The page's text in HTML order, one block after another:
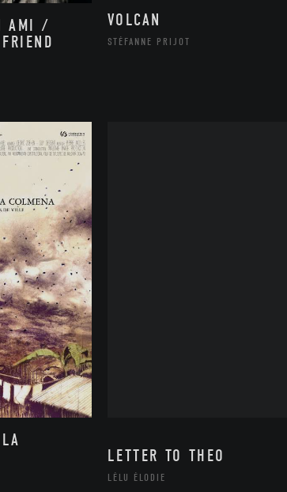
AMI /
VOLCAN
STÉFANNE PRIJOT
LETTER TO THEO
LÉLU ÉLODIE